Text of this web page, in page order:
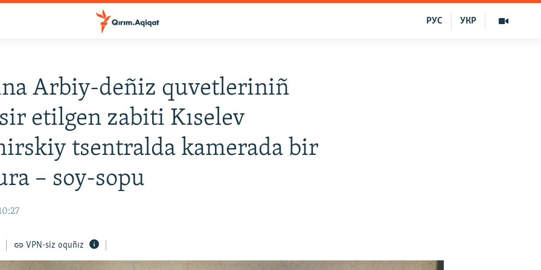
УКР
РУС
Arbiy-deñiz quvetleriniñ
etilgen zabiti Kıselev
tsentralda kamerada bir
– soy-sopu
VPN-siz oquñız